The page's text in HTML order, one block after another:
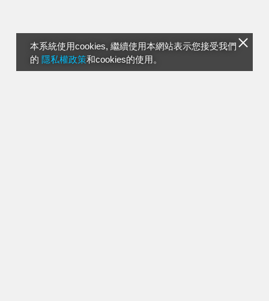
本系統使用cookies, 繼續使用本網站表示您接受我們
的 隱私權政策和cookies的使用。